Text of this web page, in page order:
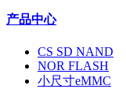
产品中心
CS SD NAND
NOR FLASH
小尺寸eMMC